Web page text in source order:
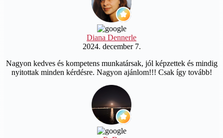
Diana Dennerle
2024. december 7.
Nagyon kedves és kompetens munkatársak, jól képzettek és mindig
nyitottak minden kérdésre. Nagyon ajánlom!!! Csak így tovább!